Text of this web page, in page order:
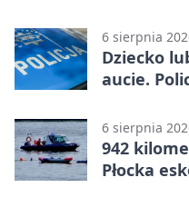
6 sierpnia
Dziecko
aucie.
6 sierpnia
942
Płocka